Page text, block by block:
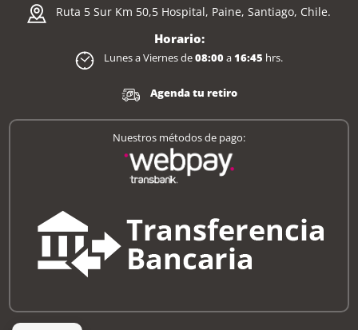
Ruta 5 Sur Km 50,5 Hospital, Paine, Santiago, Chile.
Horario:
Lunes a Viernes de08:00a16:45 hrs.
Agenda tu retiro
Nuestros métodos de pago: